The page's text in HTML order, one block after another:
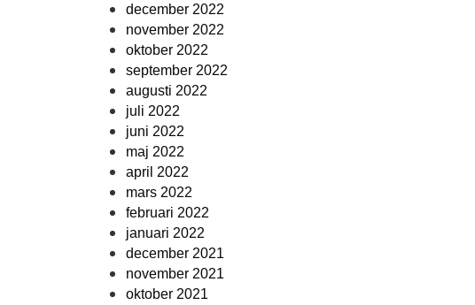
december 2022
november 2022
oktober 2022
september 2022
augusti 2022
juli 2022
juni 2022
maj 2022
april 2022
mars 2022
februari 2022
januari 2022
december 2021
november 2021
oktober 2021